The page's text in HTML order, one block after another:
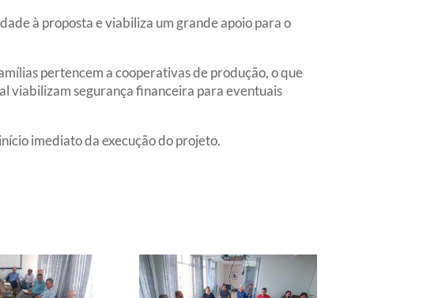
à proposta e viabiliza um grande apoio para o
pertencem a cooperativas de produção, o que
viabilizam segurança financeira para eventuais
imediato da execução do projeto.